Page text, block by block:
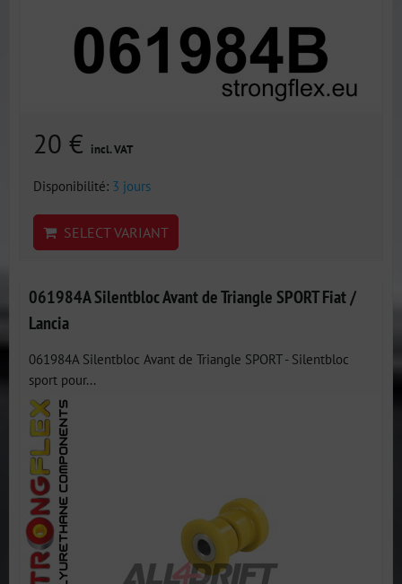
20 € incl. VAT
Disponibilité: 3 jours
SELECT VARIANT
061984A Silentbloc Avant de Triangle SPORT Fiat /
Lancia
061984A Silentbloc Avant de Triangle SPORT - Silentbloc
sport pour...